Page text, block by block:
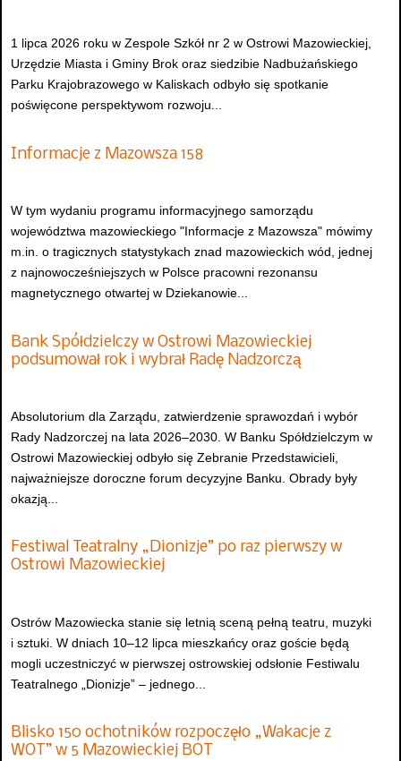
1 lipca 2026 roku w Zespole Szkół nr 2 w Ostrowi Mazowieckiej,
Urzędzie Miasta i Gminy Brok oraz siedzibie Nadbużańskiego
Parku Krajobrazowego w Kaliskach odbyło się spotkanie
poświęcone perspektywom rozwoju...
Informacje z Mazowsza 158
W tym wydaniu programu informacyjnego samorządu
województwa mazowieckiego "Informacje z Mazowsza" mówimy
m.in. o tragicznych statystykach znad mazowieckich wód, jednej
z najnowocześniejszych w Polsce pracowni rezonansu
magnetycznego otwartej w Dziekanowie...
Bank Spółdzielczy w Ostrowi Mazowieckiej
podsumował rok i wybrał Radę Nadzorczą
Absolutorium dla Zarządu, zatwierdzenie sprawozdań i wybór
Rady Nadzorczej na lata 2026–2030. W Banku Spółdzielczym w
Ostrowi Mazowieckiej odbyło się Zebranie Przedstawicieli,
najważniejsze doroczne forum decyzyjne Banku. Obrady były
okazją...
Festiwal Teatralny „Dionizje” po raz pierwszy w
Ostrowi Mazowieckiej
Ostrów Mazowiecka stanie się letnią sceną pełną teatru, muzyki
i sztuki. W dniach 10–12 lipca mieszkańcy oraz goście będą
mogli uczestniczyć w pierwszej ostrowskiej odsłonie Festiwalu
Teatralnego „Dionizje” – jednego...
Blisko 150 ochotników rozpoczęło „Wakacje z
WOT” w 5 Mazowieckiej BOT